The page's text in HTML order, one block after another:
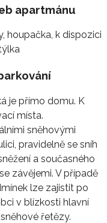
apartmánu
houpačka, k dispozici
je přímo domu. K
místa.
sněhovými
pravidelně se sníh
a současného
závějemi. V případě
lze zajistit po
v blízkosti hlavní
řetězy.